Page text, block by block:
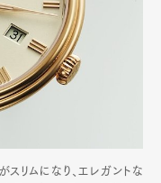
スリムになり、エレガントな